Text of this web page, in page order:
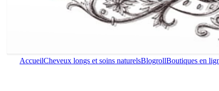
AccueilCheveux longs et soins naturelsBlogrollBoutiques en